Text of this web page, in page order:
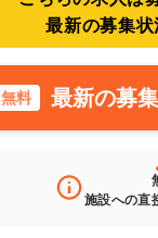
最新の募集状
無料 最新の募
施設への直